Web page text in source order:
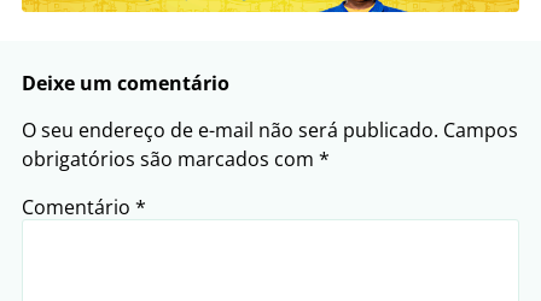
Deixe um comentário
O seu endereço de e-mail não será publicado. Campos
obrigatórios são marcados com *
Comentário *